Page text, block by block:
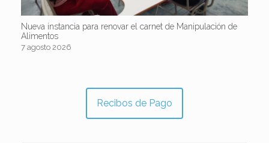
Nueva instancia para renovar el carnet de Manipulación de
Alimentos
7 agosto 2026
Recibos de Pago